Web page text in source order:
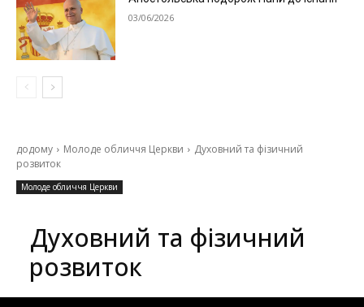
03/06/2026